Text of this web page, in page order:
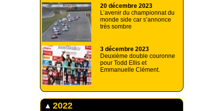
20 décembre 2023
L’avenir du championnat du
monde side car s’annonce
très sombre
3 décembre 2023
Deuxième double couronne
pour Todd Ellis et
Emmanuelle Clément.
2022